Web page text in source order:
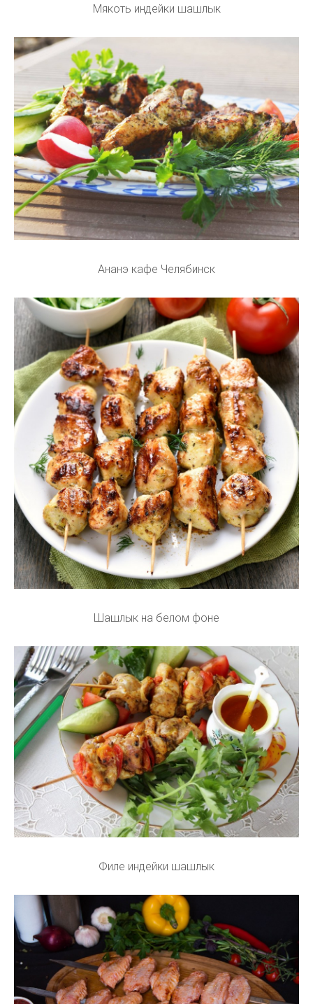
Мякоть индейки шашлык
Ананэ кафе Челябинск
Шашлык на белом фоне
Филе индейки шашлык